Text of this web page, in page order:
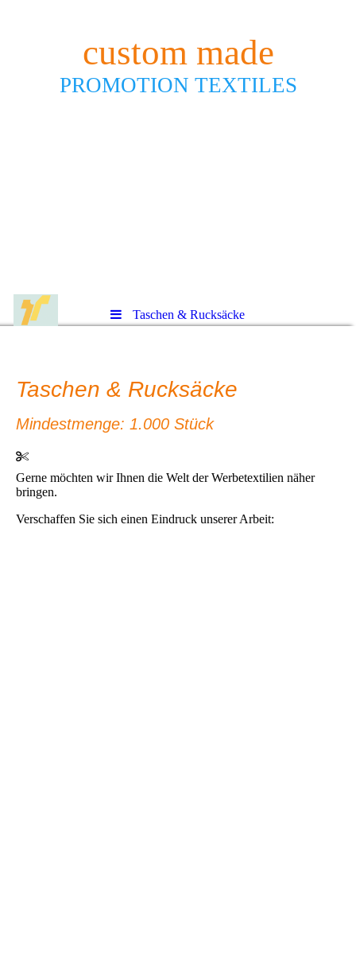
custom made
PROMOTION TEXTILES
Taschen & Rucksäcke
Taschen & Rucksäcke
Mindestmenge: 1.000 Stück
Gerne möchten wir Ihnen die Welt der Werbetextilien näher
bringen.
Verschaffen Sie sich einen Eindruck unserer Arbeit: